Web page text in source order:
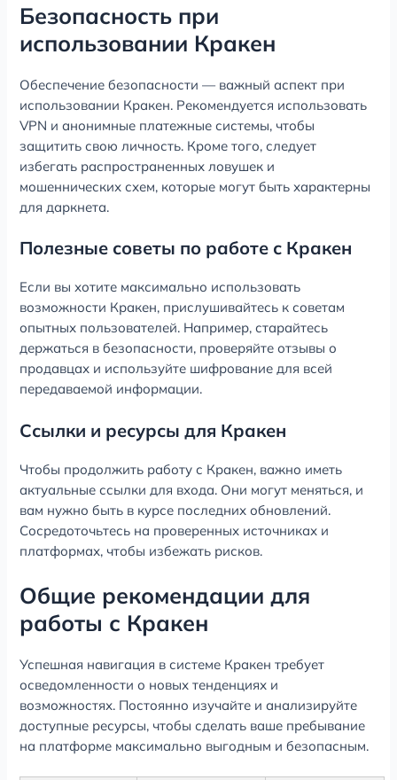
Безопасность при
использовании Кракен
Обеспечение безопасности — важный аспект при
использовании Кракен. Рекомендуется использовать
VPN и анонимные платежные системы, чтобы
защитить свою личность. Кроме того, следует
избегать распространенных ловушек и
мошеннических схем, которые могут быть характерны
для даркнета.
Полезные советы по работе с Кракен
Если вы хотите максимально использовать
возможности Кракен, прислушивайтесь к советам
опытных пользователей. Например, старайтесь
держаться в безопасности, проверяйте отзывы о
продавцах и используйте шифрование для всей
передаваемой информации.
Ссылки и ресурсы для Кракен
Чтобы продолжить работу с Кракен, важно иметь
актуальные ссылки для входа. Они могут меняться, и
вам нужно быть в курсе последних обновлений.
Сосредоточьтесь на проверенных источниках и
платформах, чтобы избежать рисков.
Общие рекомендации для
работы с Кракен
Успешная навигация в системе Кракен требует
осведомленности о новых тенденциях и
возможностях. Постоянно изучайте и анализируйте
доступные ресурсы, чтобы сделать ваше пребывание
на платформе максимально выгодным и безопасным.